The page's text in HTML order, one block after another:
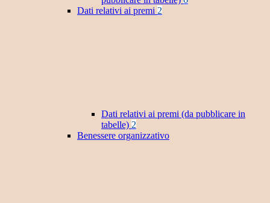
Dati relativi ai premi 2
Dati relativi ai premi (da pubblicare in
tabelle) 2
Benessere organizzativo